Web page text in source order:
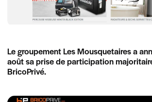
Le groupement Les Mousquetaires a
août sa prise de participation
BricoPrivé.